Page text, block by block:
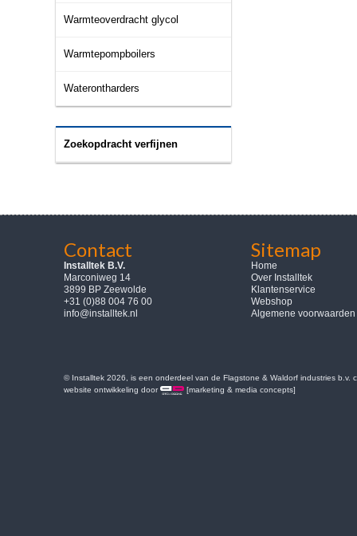
Warmteoverdracht glycol
Warmtepompboilers
Waterontharders
Zoekopdracht verfijnen
Contact
Installtek B.V.
Marconiweg 14
3899 BP Zeewolde
+31 (0)88 004 76 00
info@installtek.nl
Sitemap
Home
Over Installtek
Klantenservice
Webshop
Algemene voorwaarden
© Installtek 2026, is een onderdeel van de Flagstone & Waldorf industries b.v.
website ontwikkeling door
[marketing & media concepts]